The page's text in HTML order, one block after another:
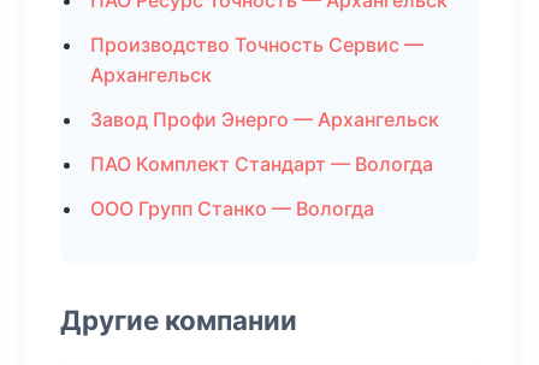
Производство Точность Сервис —
Архангельск
Завод Профи Энерго — Архангельск
ПАО Комплект Стандарт — Вологда
ООО Групп Станко — Вологда
Другие компании